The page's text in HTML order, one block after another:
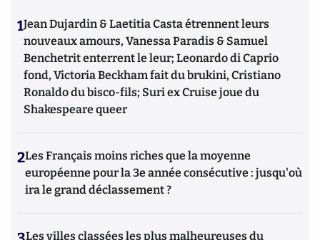
1Jean Dujardin & Laetitia Casta étrennent leurs
nouveaux amours, Vanessa Paradis & Samuel
Benchetrit enterrent le leur; Leonardo di Caprio
fond, Victoria Beckham fait du brukini, Cristiano
Ronaldo du bisco-fils; Suri ex Cruise joue du
Shakespeare queer
2Les Français moins riches que la moyenne
européenne pour la 3e année consécutive : jusqu'où
ira le grand déclassement ?
Les villes classées les plus malheureuses du